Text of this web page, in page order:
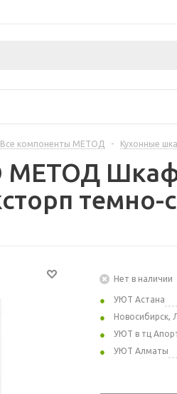
Все компоненты МЕТОД - Кухонные
МЕТОД
темно-
Нет в наличии
УЮТ Астана
Новосибирск,
УЮТ в тц
УЮТ Алматы